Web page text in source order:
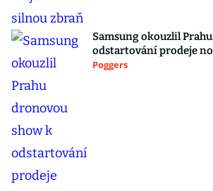
Samsung okouzlil
odstartování prodeje
Poggers